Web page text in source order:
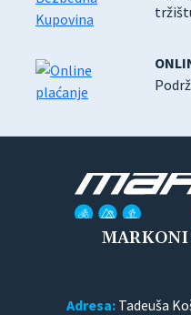
MARKONI
Adresa:Tadeuša